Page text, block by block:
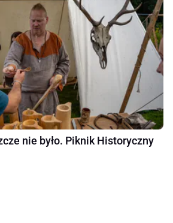
nie było. Piknik Historyczny